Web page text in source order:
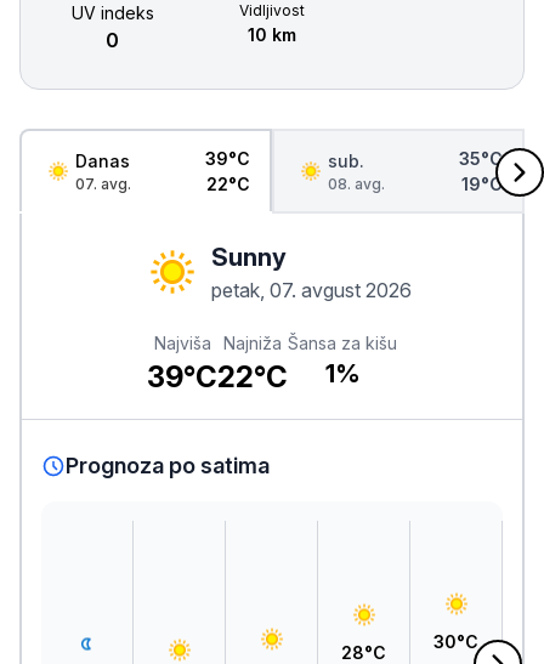
UV indeks
0
Vidljivost
10 km
Danas
07. avg.
39°C
22°C
sub.
08. avg.
35°C
19°C
Sunny
petak, 07. avgust 2026
Najviša
39°C
Najniža
22°C
Šansa za kišu
1%
Prognoza po satima
28°C
30°C